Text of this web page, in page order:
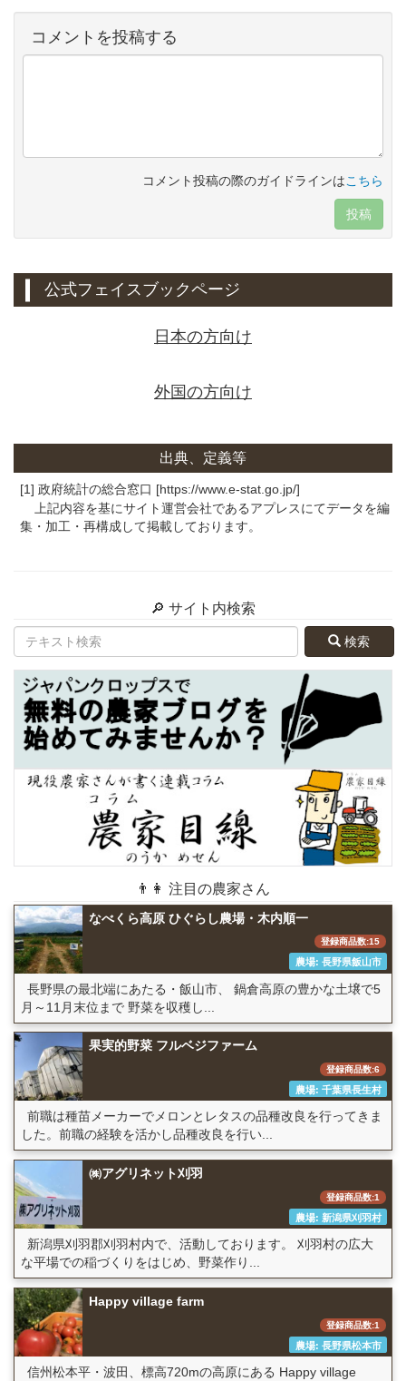
コメントを投稿する
コメント投稿の際のガイドラインはこちら
投稿
公式フェイスブックページ
日本の方向け
外国の方向け
出典、定義等
[1] 政府統計の総合窓口 [https://www.e-stat.go.jp/]
上記内容を基にサイト運営会社であるアプレスにてデータを編
集・加工・再構成して掲載しております。
🔎 サイト内検索
検索
👨👩 注目の農家さん
なべくら高原 ひぐらし農場・木内順一
登録商品数:15
農場: 長野県飯山市
長野県の最北端にあたる・飯山市、 鍋倉高原の豊かな土壌で5
月～11月末位まで 野菜を収穫し...
果実的野菜 フルベジファーム
登録商品数:6
農場: 千葉県長生村
前職は種苗メーカーでメロンとレタスの品種改良を行ってきま
した。前職の経験を活かし品種改良を行い...
㈱アグリネット刈羽
登録商品数:1
農場: 新潟県刈羽村
新潟県刈羽郡刈羽村内で、活動しております。 刈羽村の広大
な平場での稲づくりをはじめ、野菜作り...
Happy village farm
登録商品数:1
農場: 長野県松本市
信州松本平・波田、標高720mの高原にある Happy village